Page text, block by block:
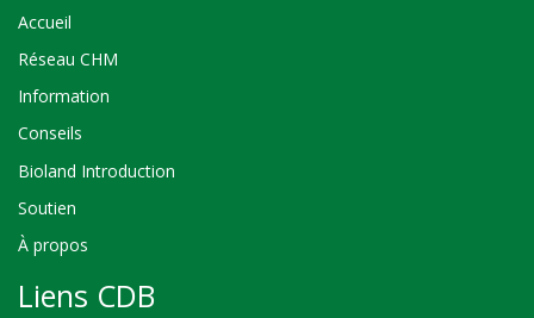
Accueil
Réseau CHM
Information
Conseils
Bioland Introduction
Soutien
À propos
Liens CDB